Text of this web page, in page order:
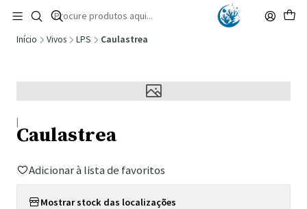
🚚 Portugal Continental: Portes Grátis desde 149,90€ (Envio extresso: 14,90€)
Ler mais
Início Vivos LPS Caulastrea
|
Caulastrea
Adicionar à lista de favoritos
Mostrar stock das localizações